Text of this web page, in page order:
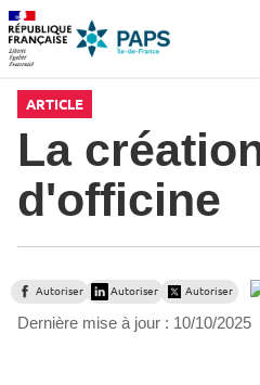
Aller
la
Aller
au
menu
Aller
au
contenu
ARTICLE
La
d'officine
Autoriser Autoriser Autoriser
Dernière mise à jour : 10/10/2025